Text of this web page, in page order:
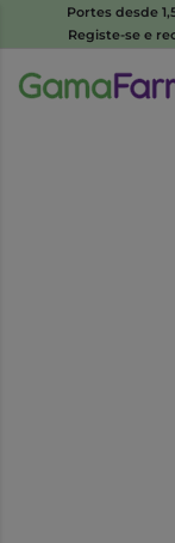
Portes desde
Registe-se e